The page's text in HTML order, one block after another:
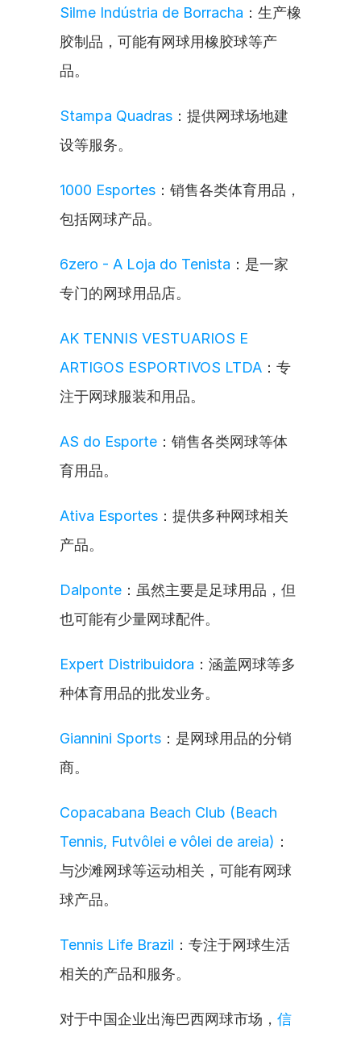
Silme Indústria de Borracha ：生产橡
胶制品，可能有网球用橡胶球等产
品。
Stampa Quadras ：提供网球场地建
设等服务。
1000 Esportes ：销售各类体育用品，
包括网球产品。
6zero - A Loja do Tenista ：是一家
专门的网球用品店。
AK TENNIS VESTUARIOS E
ARTIGOS ESPORTIVOS LTDA ：专
注于网球服装和用品。
AS do Esporte ：销售各类网球等体
育用品。
Ativa Esportes ：提供多种网球相关
产品。
Dalponte ：虽然主要是足球用品，但
也可能有少量网球配件。
Expert Distribuidora ：涵盖网球等多
种体育用品的批发业务。
Giannini Sports ：是网球用品的分销
商。
Copacabana Beach Club (Beach
Tennis, Futvôlei e vôlei de areia) ：
与沙滩网球等运动相关，可能有网球
球产品。
Tennis Life Brazil ：专注于网球生活
相关的产品和服务。
对于中国企业出海巴西网球市场， 信